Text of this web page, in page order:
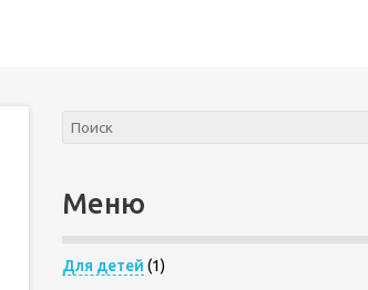
Меню
Для детей (1)